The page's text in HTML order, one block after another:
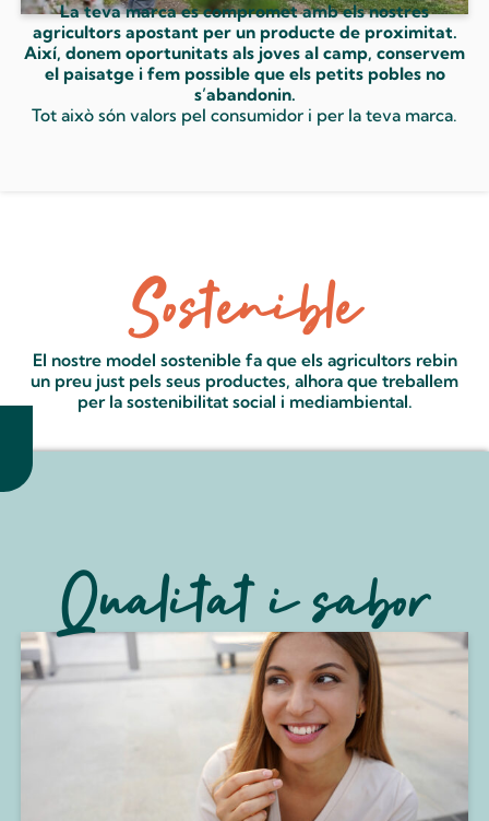
La teva marca es compromet amb els nostres
agricultors apostant per un producte de proximitat.
Així, donem oportunitats als joves al camp, conservem
el paisatge i fem possible que els petits pobles no
s’abandonin.
Tot això són valors pel consumidor i per la teva marca.
Sostenible
El nostre model sostenible fa que els agricultors rebin
un preu just pels seus productes, alhora que treballem
per la sostenibilitat social i mediambiental.
Qualitat i sabor